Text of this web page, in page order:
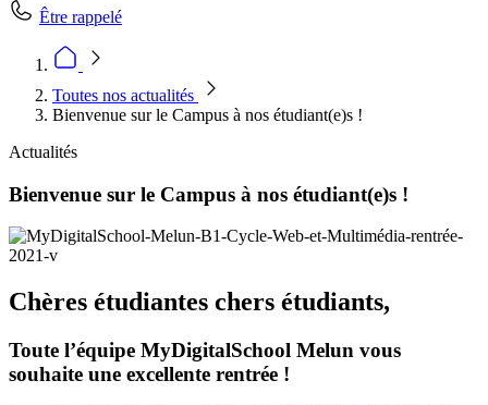
Être rappelé
Toutes nos actualités
Bienvenue sur le Campus à nos étudiant(e)s !
Actualités
Bienvenue sur le Campus à nos étudiant(e)s !
Chères étudiantes chers étudiants,
Toute l’équipe MyDigitalSchool Melun vous
souhaite une excellente rentrée !